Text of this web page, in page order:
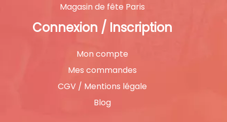
Magasin de fête Paris
Connexion / Inscription
Mon compte
Mes commandes
CGV / Mentions légale
Blog